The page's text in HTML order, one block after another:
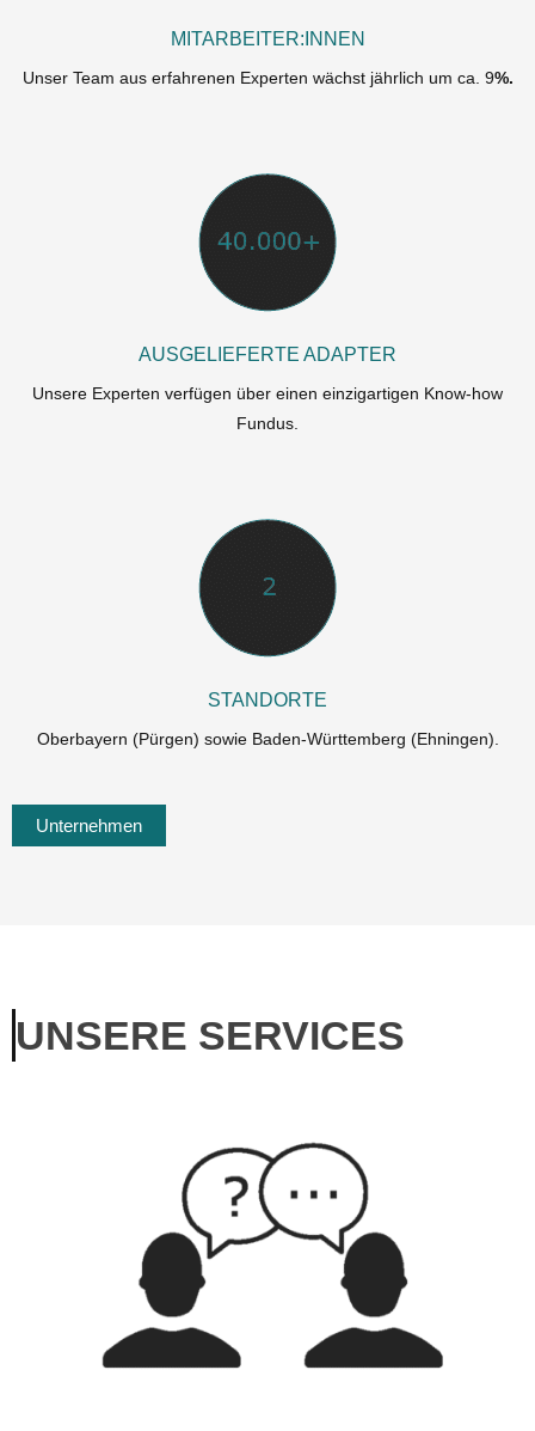
MITARBEITER:INNEN
Unser Team aus erfahrenen Experten wächst jährlich um ca. 9%.
AUSGELIEFERTE ADAPTER
Unsere Experten verfügen über einen einzigartigen Know-how
Fundus.
STANDORTE
Oberbayern (Pürgen) sowie Baden-Württemberg (Ehningen).
Unternehmen
UNSERE SERVICES